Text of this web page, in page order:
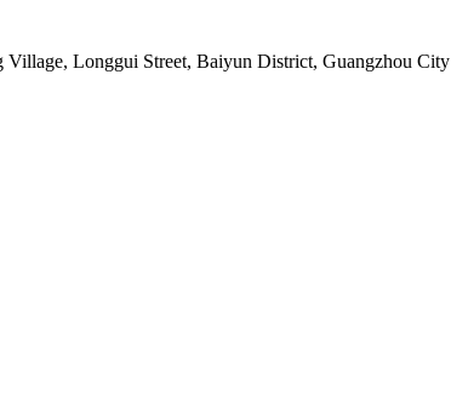
Longgui Street, Baiyun District, Guangzhou City